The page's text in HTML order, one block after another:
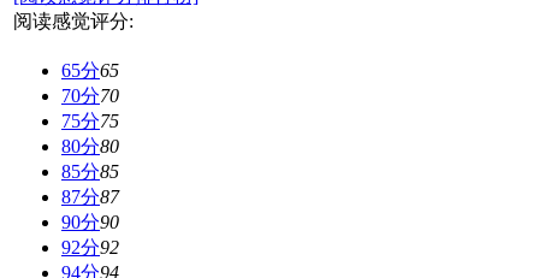
阅读感觉评分:
65分65
70分70
75分75
80分80
85分85
87分87
90分90
92分92
94分94